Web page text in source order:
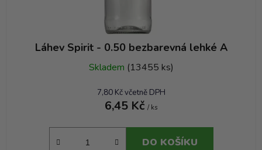
Láhev Spirit - 0.50 bezbarevná lehké A
Skladem (13455 ks)
7,80 Kč včetně DPH
6,45 Kč / ks
DO KOŠÍKU